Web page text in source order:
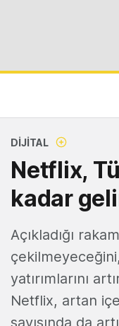
DIJITAL
Netflix,
kadar
Açıkladığı
yatırımlarını
Netflix, artan
sayısında da